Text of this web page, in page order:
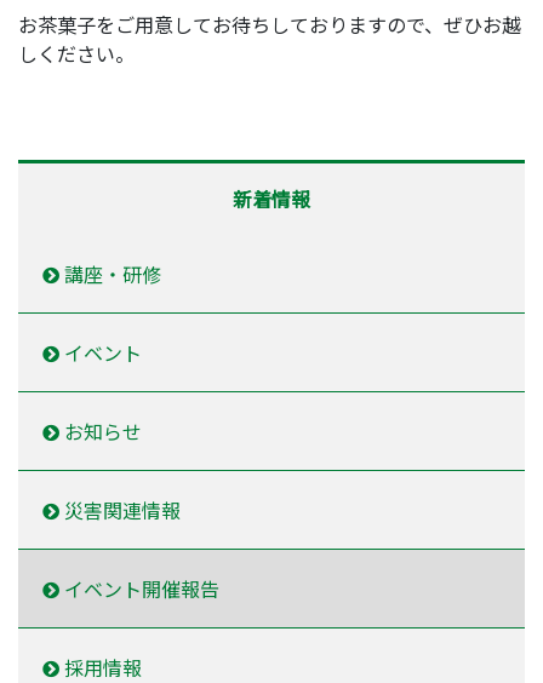
お茶菓子をご用意してお待ちしておりますので、ぜひお越
しください。
新着情報
講座・研修
イベント
お知らせ
災害関連情報
イベント開催報告
採用情報